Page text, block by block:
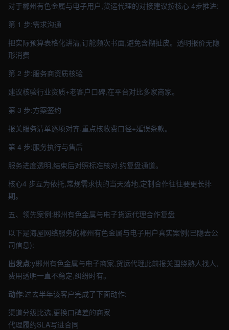
对于郴州有色金属与电子用户,货运代理的对接建议按核心 4步推进:
第 1 步:需求沟通
把实际预算表格化讲清,订舱频次书面,避免含糊扯皮。透明报价无隐
形消费
第 2 步:服务商资质核验
建议核验行业资质+老客户口碑,在平台对比多家商家。
第 3 步:方案签约
报关服务清单逐项对齐,重点核收费口径+延误条款。
第 4 步:服务执行与售后
服务进度透明,结束后对照标准核对,约复盘通道。
核心4 步互为依托,常规需求快的当天落地,定制合作往往要更长排
期。
五、领先案例:郴州有色金属与电子货运代理合作复盘
以下是海屋网络服务的郴州有色金属与电子用户真实案例(已隐去公
司信息):
出发点:y郴州有色金属与电子商家,货运代理此前报关围绕熟人找人,
费用透明一直不稳定,纠纷时有。
动作:过去半年该客户完成了下面动作:
渠道分级比选,更换口碑差的商家
代理履约SLA写进合同